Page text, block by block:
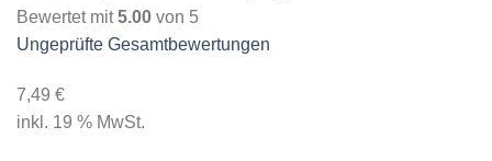
Bewertet mit5.00 von 5
Ungeprüfte Gesamtbewertungen
7,49 €
inkl. 19 % MwSt.